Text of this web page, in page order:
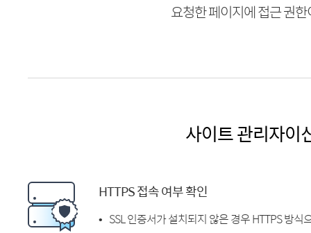
요청한 페이지에 접근 권
사이트 관리자이
HTTPS 접속 여부 확인
SSL 인증서가 설치되지 않은 경우 HTTPS 방식